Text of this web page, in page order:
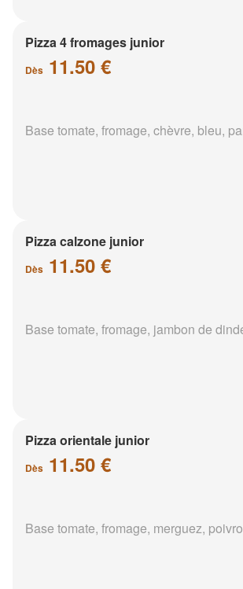
Pizza 4 fromages junior
Dès 11.50 €
Base tomate, fromage, chèvre, bleu,
Pizza calzone junior
Dès 11.50 €
Base tomate, fromage, jambon de
Pizza orientale junior
Dès 11.50 €
Base tomate, fromage, merguez,